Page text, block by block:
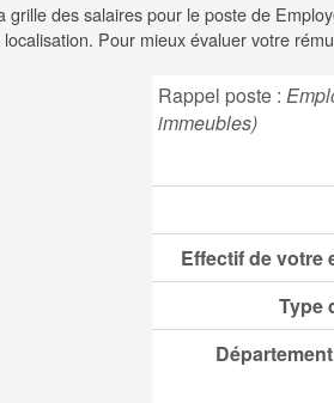
grille des salaires pour le poste de
localisation. Pour mieux évaluer votre
Rappel poste :
immeubles)
Effectif de votre
Type